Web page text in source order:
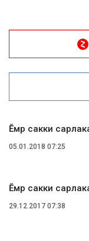
Ĕмӗр сакки
05.01.2018 07:25
Ĕмӗр сакки
29.12.2017 07:38